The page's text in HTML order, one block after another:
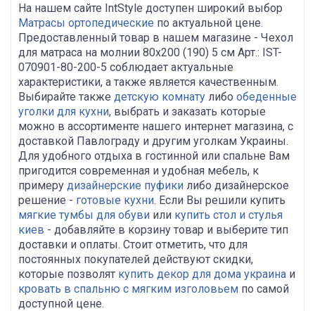
На нашем сайте IntStyle доступен широкий выбор
Матрасы ортопедические по актуальной цене.
Предоставленный товар в нашем магазине - Чехол
для матраса на молнии 80х200 (190) 5 см Арт.: IST-
070901-80-200-5 соблюдает актуальные
характеристики, а также является качественным.
Выбирайте также детскую комнату либо обеденные
уголки для кухни, выбрать и заказать которые
можно в ассортименте нашего интернет магазина, с
доставкой Павлограду и другим уголкам Украины.
Для удобного отдыха в гостинной или спальне Вам
пригодится современная и удобная мебель, к
примеру дизайнерские пуфики либо дизайнерское
решение - готовые кухни. Если Вы решили купить
мягкие тумбы для обуви или купить стол и стулья
киев - добавляйте в корзину товар и выберите тип
доставки и оплаты. Стоит отметить, что для
постоянных покупателей действуют скидки,
которые позволят купить декор для дома украина и
кровать в спальню с мягким изголовьем по самой
доступной цене.